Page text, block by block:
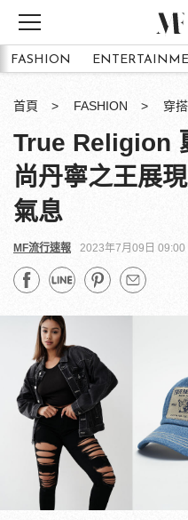
FASHION
首頁 FASHION 穿搭
True Religion
尚丹寧之王展
氣息
MF流行速報 2023年7月09日 09:00